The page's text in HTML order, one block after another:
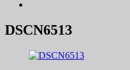
DSCN6513